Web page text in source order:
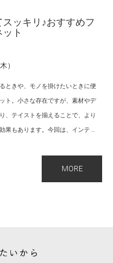
ッキリ♪おすすめフ
ト
）
ときや、モノを掛けたいときに便
ト。小さな存在ですが、素材やデ
、テイストを揃えることで、より
果もあります。今回は、インテ ...
MORE